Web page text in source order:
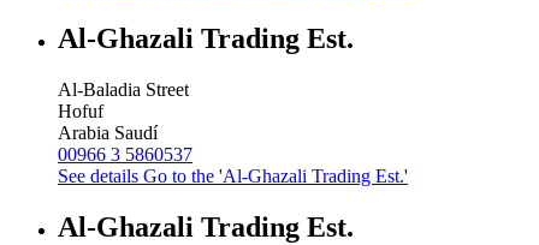
Al-Ghazali Trading Est.
Al-Baladia Street
Hofuf
Arabia Saudí
00966 3 5860537
See details Go to the 'Al-Ghazali Trading Est.'
Al-Ghazali Trading Est.